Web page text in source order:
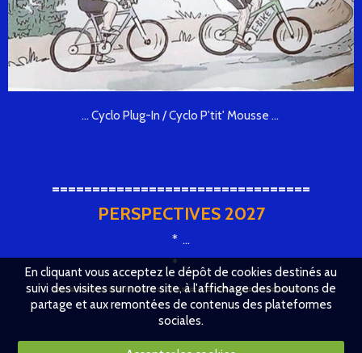
... Cyclo Plug-In / Cyclo P'tit' Mousse ...
================================
PERSPECTIVES 2027
* ...
* ...
================================
En cliquant vous acceptez le dépôt de cookies destinés au
suivi des visites sur notre site, à l'affichage des boutons de
partage et aux remontées de contenus des plateformes
sociales.